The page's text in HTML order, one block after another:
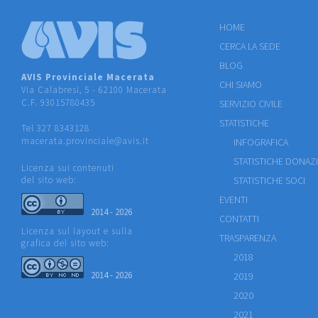
AVIS Provinciale Macerata
Via Calabresi, 5 - 62100 Macerata
C.F. 93015780435
Tel 327 8343128
macerata.provinciale@avis.it
Licenza sui contenuti
del sito web:
2014 - 2026
Licenza sul layout e sulla
grafica del sito web:
2014 - 2026
HOME
CERCA LA SEDE
BLOG
CHI SIAMO
SERVIZIO CIVILE
STATISTICHE
INFOGRAFICA
STATISTICHE
STATISTICHE SOCI
EVENTI
CONTATTI
TRASPARENZA
2018
2019
2020
2021